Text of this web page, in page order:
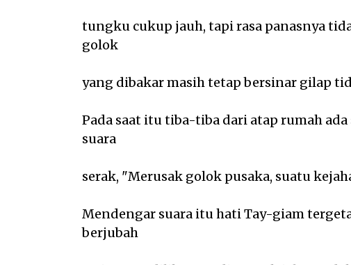
tungku cukup jauh, tapi rasa panasnya
golok
yang dibakar masih tetap bersinar gilap
Pada saat itu tiba-tiba dari atap rumah
suara
serak, "Merusak golok pusaka, suatu
Mendengar suara itu hati Tay-giam
berjubah